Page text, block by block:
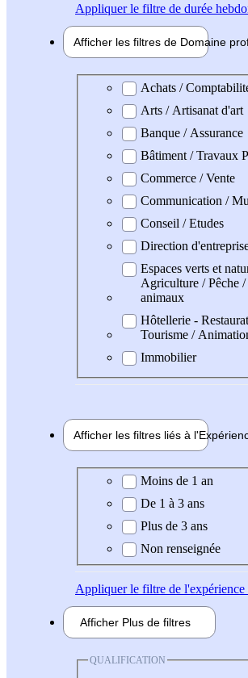
Appliquerle filtre de durée
Afficher les filtres de Domaine pro
Domaine professionel
Achats /
Arts / Artisanat d'art
Banque / Assurance
Bâtiment / Travaux
Commerce / Vente
Communication /
Conseil / Etudes
Direction
Espaces verts et
Agriculture / Pêche
animaux
Hôtellerie -
Tourisme /
Immobilier
Afficher les filtres liés à l'
Expérience demandée
Moins de 1 an
De 1 à 3 ans
Plus de 3 ans
Non renseignée
Appliquerle filtre de l'expérience
Afficher Plus de filtres
QUALIFICATION